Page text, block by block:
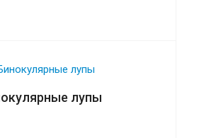
лупы